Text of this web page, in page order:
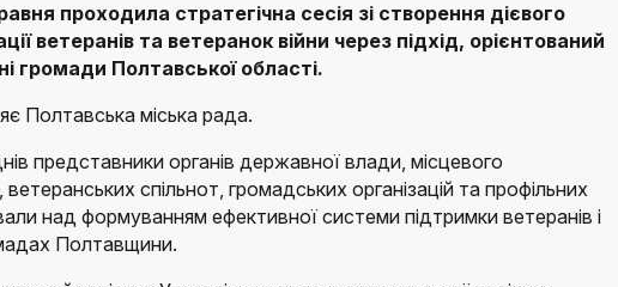
проходила стратегічна сесія зі створення дієвого
ветеранів та ветеранок війни через підхід, орієнтований
громади Полтавської області.
Полтавська міська рада.
представники органів державної влади, місцевого
спільнот, громадських організацій та профільних
над формуванням ефективної системи підтримки ветеранів і
Полтавщини.